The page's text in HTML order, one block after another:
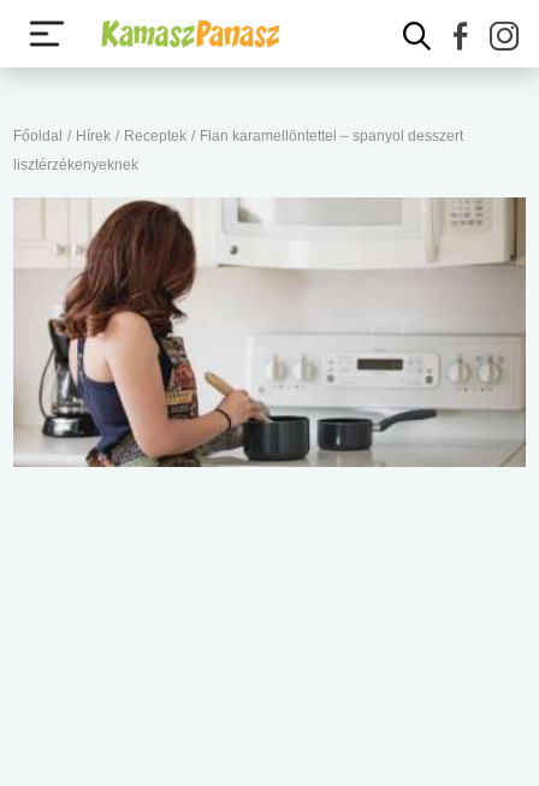
Főoldal / Hírek / Receptek / Flan karamellöntettel – spanyol desszert
lisztérzékenyeknek